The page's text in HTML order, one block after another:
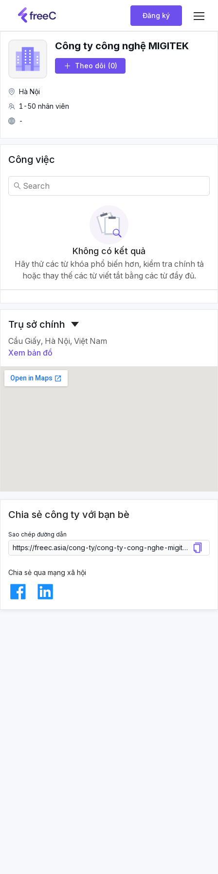
Đăng ký
Công ty công nghệ MIGITEK
Theo dõi (0)
Hà Nội
1-50 nhân viên
-
Công việc
Không có kết quả
Hãy thử các từ khóa phổ biến hơn, kiểm tra chính tả
hoặc thay thế các từ viết tắt bằng các từ đầy đủ.
Trụ sở chính
Cầu Giấy, Hà Nội, Việt Nam
Xem bản đồ
Chia sẻ công ty với bạn bè
Sao chép đường dẫn
Chia sẻ qua mạng xã hội